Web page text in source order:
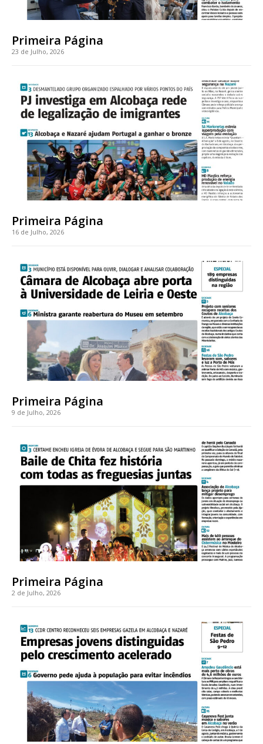
casa
Acesso ao conteúdo online
Acesso aos conteúdos Exclusivos para
assinantes
Escolha o plano
ASSINATURA
DIGITAL ANUAL
16€
Acesso ao conteúdo online
Acesso aos conteúdos Exclusivos para
assinantes
Ofertas para assinatura anual
Escolha o plano
Primeira Página
23 de Julho, 2026
Primeira Página
16 de Julho, 2026
Primeira Página
9 de Julho, 2026
Primeira Página
2 de Julho, 2026